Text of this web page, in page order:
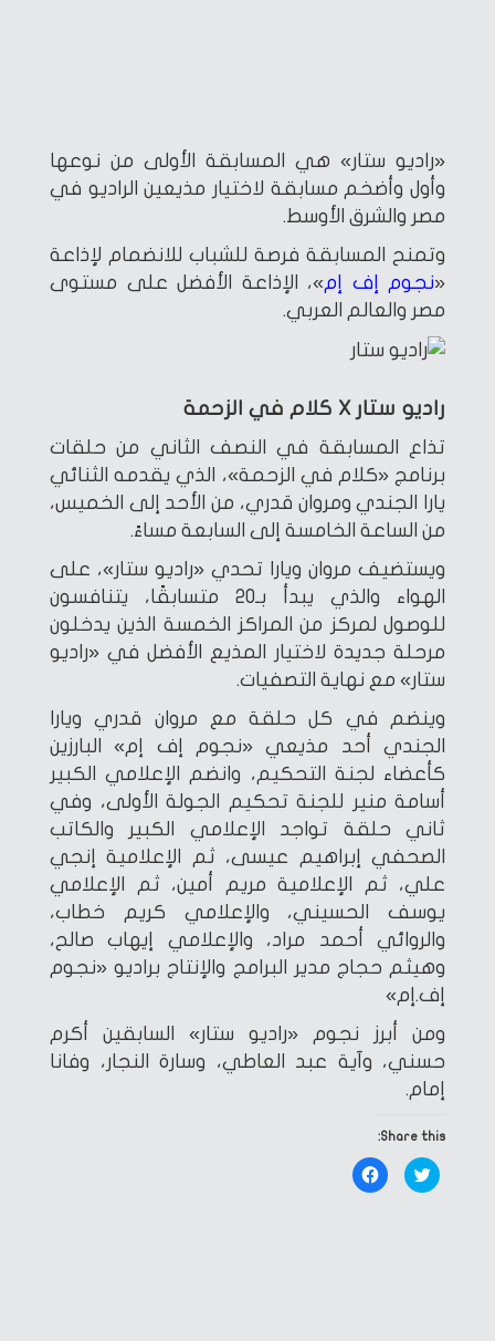
«راديو ستار» هي المسابقة الأولى من نوعها
وأول وأضخم مسابقة لاختيار مذيعين الراديو في
مصر والشرق الأوسط.
وتمنح المسابقة فرصة للشباب للانضمام لإذاعة
«نجوم إف إم»، الإذاعة الأفضل على مستوى
مصر والعالم العربي.
راديو ستار X كلام في الزحمة
تذاع المسابقة في النصف الثاني من حلقات
برنامج «كلام في الزحمة»، الذي يقدمه الثنائي
يارا الجندي ومروان قدري، من الأحد إلى الخميس،
من الساعة الخامسة إلى السابعة مساءً.
ويستضيف مروان ويارا تحدي «راديو ستار»، على
الهواء والذي يبدأ بـ20 متسابقًا، يتنافسون
للوصول لمركز من المراكز الخمسة الذين يدخلون
مرحلة جديدة لاختيار المذيع الأفضل في «راديو
ستار» مع نهاية التصفيات.
وينضم في كل حلقة مع مروان قدري ويارا
الجندي أحد مذيعي «نجوم إف إم» البارزين
كأعضاء لجنة التحكيم، وانضم الإعلامي الكبير
أسامة منير للجنة تحكيم الجولة الأولى، وفي
ثاني حلقة تواجد الإعلامي الكبير والكاتب
الصحفي إبراهيم عيسى، ثم الإعلامية إنجي
علي، ثم الإعلامية مريم أمين، ثم الإعلامي
يوسف الحسيني، والإعلامي كريم خطاب،
والروائي أحمد مراد، والإعلامي إيهاب صالح،
وهيثم حجاج مدير البرامج والإنتاج براديو «نجوم
إف.إم»
ومن أبرز نجوم «راديو ستار» السابقين أكرم
حسني، وآية عبد العاطي، وسارة النجار، وفانا
إمام.
Share this:
Click
to
share
Click
to